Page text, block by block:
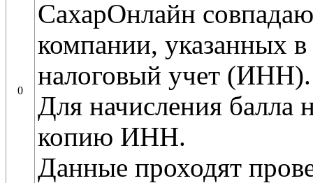
0
СахарОнлайн
компании, указанных в
налоговый учет (ИНН).
Для начисления балла
копию ИНН.
Данные проходят